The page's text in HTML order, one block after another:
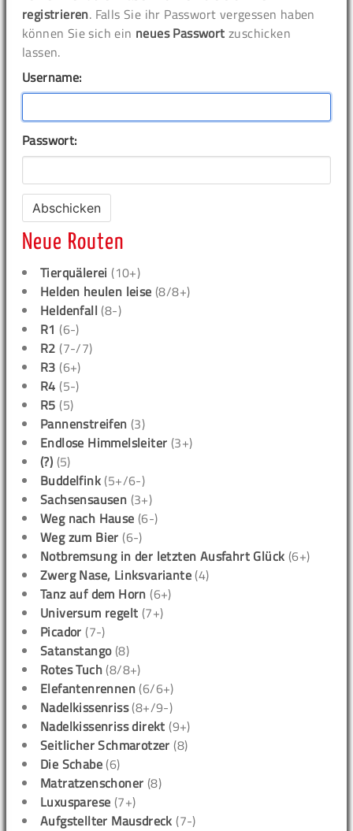
registrieren. Falls Sie ihr Passwort vergessen haben
können Sie sich ein neues Passwort zuschicken
lassen.
Username:
Passwort:
Neue Routen
Tierquälerei (10+)
Helden heulen leise (8/8+)
Heldenfall (8-)
R1 (6-)
R2 (7-/7)
R3 (6+)
R4 (5-)
R5 (5)
Pannenstreifen (3)
Endlose Himmelsleiter (3+)
(?) (5)
Buddelfink (5+/6-)
Sachsensausen (3+)
Weg nach Hause (6-)
Weg zum Bier (6-)
Notbremsung in der letzten Ausfahrt Glück (6+)
Zwerg Nase, Linksvariante (4)
Tanz auf dem Horn (6+)
Universum regelt (7+)
Picador (7-)
Satanstango(8)
Rotes Tuch (8/8+)
Elefantenrennen (6/6+)
Nadelkissenriss(8+/9-)
Nadelkissenriss direkt (9+)
Seitlicher Schmarotzer (8)
Die Schabe (6)
Matratzenschoner (8)
Luxusparese (7+)
Aufgstellter Mausdreck (7-)